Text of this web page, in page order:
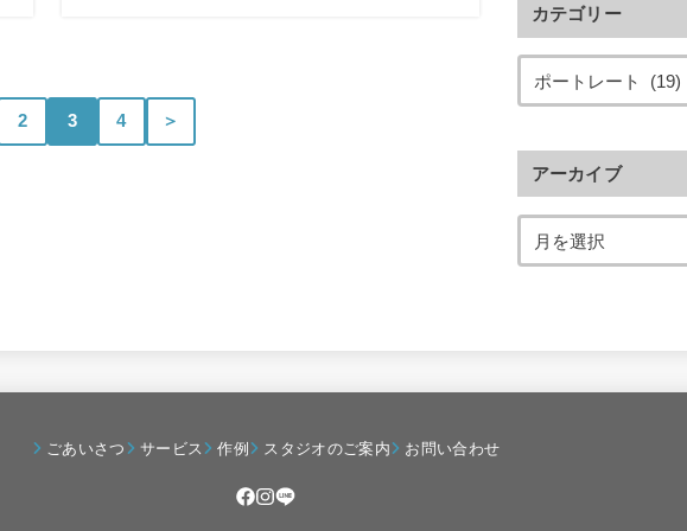
2 3 4 ＞
カテゴリー
アーカイブ
ごあいさつ サービス 作例 スタジオのご案内 お問い合わせ